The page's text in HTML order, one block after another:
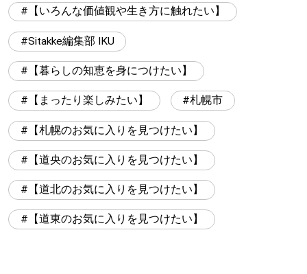
【いろんな価値観や生き方に触れたい】
Sitakke編集部 IKU
【暮らしの知恵を身につけたい】
【まったり楽しみたい】 札幌市
【札幌のお気に入りを見つけたい】
【道央のお気に入りを見つけたい】
【道北のお気に入りを見つけたい】
【道東のお気に入りを見つけたい】